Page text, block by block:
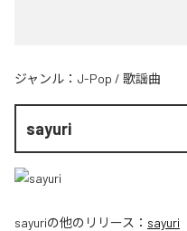
ジャンル： J-Pop / 歌謡曲
sayuri
sayuriの他のリリース： sayuri